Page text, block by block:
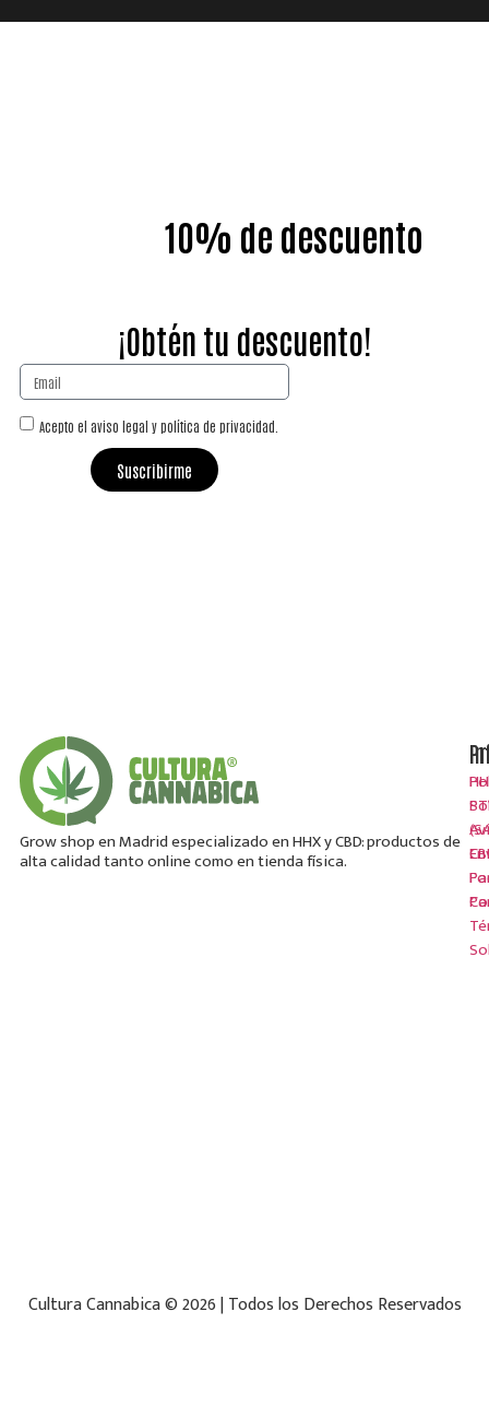
10% de descuento
¡Obtén tu descuento!
Acepto el aviso legal y política de privacidad.
Suscribirme
Grow shop en Madrid especializado en HHX y CBD: productos de
alta calidad tanto online como en tienda física.
Cultura Cannabica © 2026 | Todos los Derechos Reservados